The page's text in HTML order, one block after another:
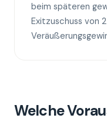
beim späteren
Exitzuschuss von
Welche